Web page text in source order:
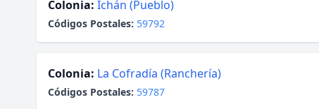
Colonia: Ichán (Pueblo)
Códigos Postales: 59792
Colonia: La Cofradía (Ranchería)
Códigos Postales: 59787